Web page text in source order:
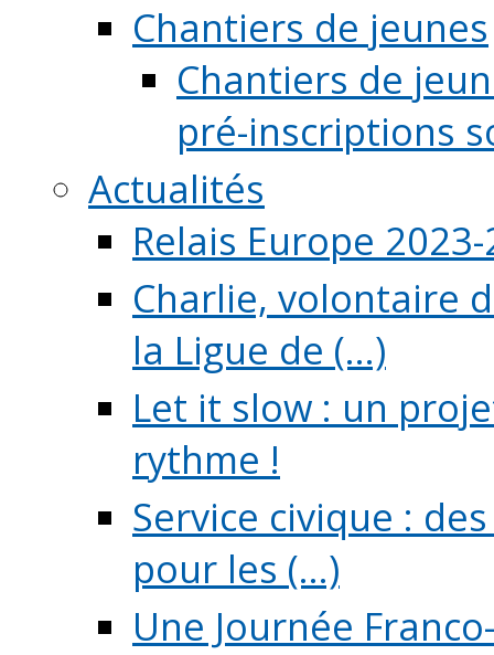
Chantiers de jeunes
Chantiers de
pré-inscriptions
Actualités
Relais Europe
Charlie, volontaire
la Ligue de (...)
Let it slow : un
rythme !
Service civique :
pour les (...)
Une Journée